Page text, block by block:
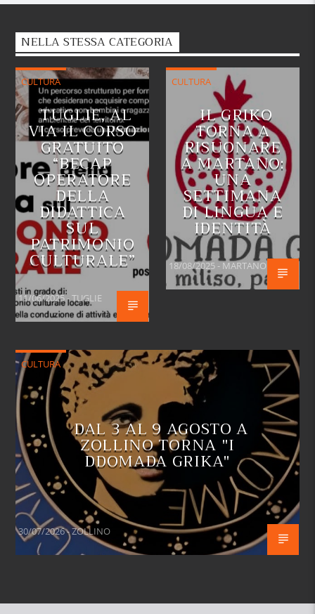
NELLA STESSA CATEGORIA
CULTURA
TUGLIE, AL
VIA IL CORSO
GRATUITO
“BECAP
OPERATORE
DELLA
DIDATTICA
SUL
PATRIMONIO
CULTURALE”
11/06/2025 - TUGLIE
CULTURA
IL GRIKO
TORNA A
RISUONARE
A MARTANO:
UNA
SETTIMANA
DI LINGUA E
IDENTITÀ
18/08/2025 - MARTANO
CULTURA
DAL 3 AL 9 AGOSTO A
ZOLLINO TORNA "I
DDOMADA GRIKA"
30/07/2026 - ZOLLINO